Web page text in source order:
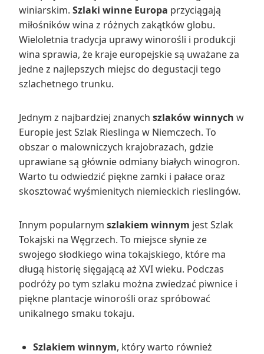
winiarskim. Szlaki winne Europa przyciągają
miłośników wina z różnych zakątków globu.
Wieloletnia tradycja uprawy winorośli i produkcji
wina sprawia, że kraje europejskie są uważane za
jedne z najlepszych miejsc do degustacji tego
szlachetnego trunku.
Jednym z najbardziej znanych szlaków winnych w
Europie jest Szlak Rieslinga w Niemczech. To
obszar o malowniczych krajobrazach, gdzie
uprawiane są głównie odmiany białych winogron.
Warto tu odwiedzić piękne zamki i pałace oraz
skosztować wyśmienitych niemieckich rieslingów.
Innym popularnym szlakiem winnym jest Szlak
Tokajski na Węgrzech. To miejsce słynie ze
swojego słodkiego wina tokajskiego, które ma
długą historię sięgającą aż XVI wieku. Podczas
podróży po tym szlaku można zwiedzać piwnice i
piękne plantacje winorośli oraz spróbować
unikalnego smaku tokaju.
Szlakiem winnym, który warto również